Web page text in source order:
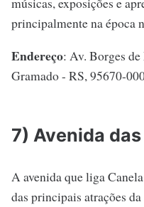
principalmente na época
Endereço: Av. Borges
Gramado - RS, 95670-
7) Avenida
A avenida que liga
das principais atrações